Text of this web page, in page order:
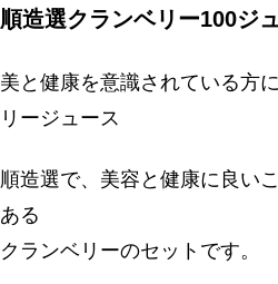
順造選クランベリー100ジ
美と健康を意識されている方
リージュース
順造選で、美容と健康に良い
ある
クランベリーのセットです。